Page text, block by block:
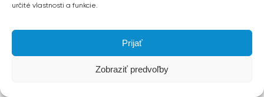
určité vlastnosti a funkcie.
Prijať
Zobraziť predvoľby
cena
034€.
cena
Na sklade
PRIDAŤ DO KOŠÍKA